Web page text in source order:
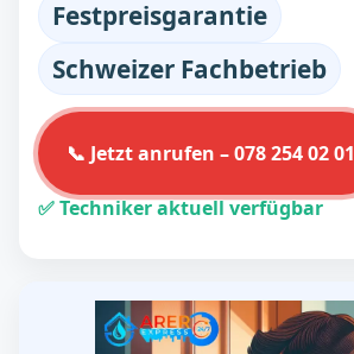
Festpreisgarantie
Schweizer Fachbetrieb
📞 Jetzt anrufen – 078 254 02 01
✅ Techniker aktuell verfügbar